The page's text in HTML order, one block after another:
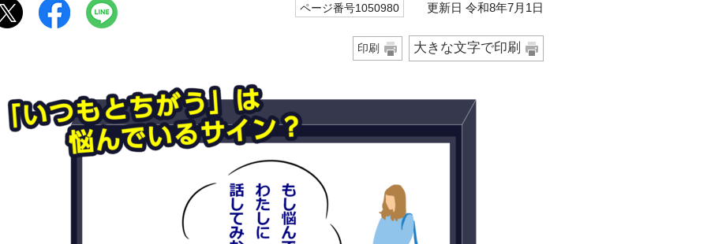
ページ番号1050980 更新日 令和8年7月1日
印刷 大きな文字で印刷